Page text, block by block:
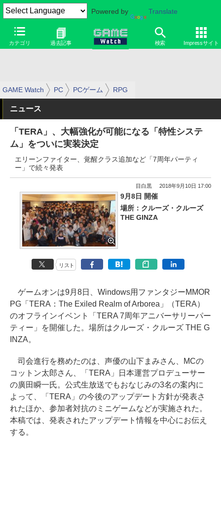
Powered by Translate
カテゴリ 過去記事 検索 Impressサイト
GAME Watch PC PCゲーム RPG
ニュース
「TERA」、大幅強化が可能になる「特性システ
ム」をついに実装決定
エリーンファイター、覚醒クラス追加など「7周年パーティ
ー」で続々発表
目白黒 2018年9月10日 17:00
9月8日 開催
場所：クルーズ・クルーズ
THE GINZA
リスト
ゲームオンは9月8日、Windows用ファンタジーMMOR
PG「TERA：The Exiled Realm of Arborea」（TERA）
のオフラインイベント「TERA 7周年アニバーサリーパー
ティー」を開催した。場所はクルーズ・クルーズ THE G
INZA。
司会進行を務めたのは、声優の山下まみさん、MCの
コットン太郎さん、「TERA」日本運営プロデューサー
の廣田瞬一氏。公式生放送でもおなじみの3名の案内に
よって、「TERA」の今後のアップデート方針が発表さ
れたほか、参加者対抗のミニゲームなどが実施された。
本稿では、発表されたアップデート情報を中心にお伝え
する。